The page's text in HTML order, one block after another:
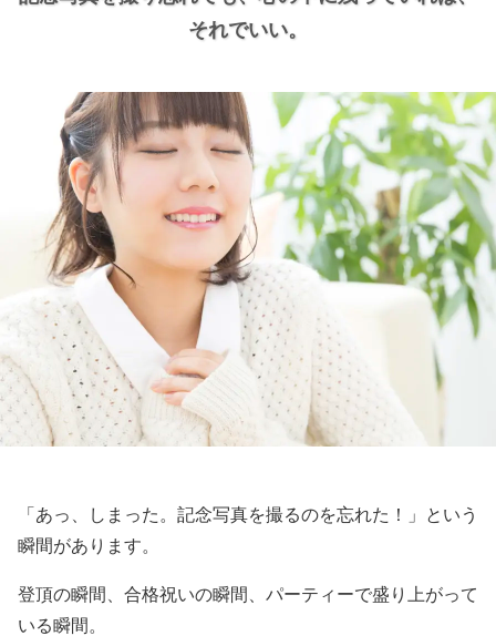
それでいい。
「あっ、しまった。記念写真を撮るのを忘れた！」という
瞬間があります。
登頂の瞬間、合格祝いの瞬間、パーティーで盛り上がって
いる瞬間。